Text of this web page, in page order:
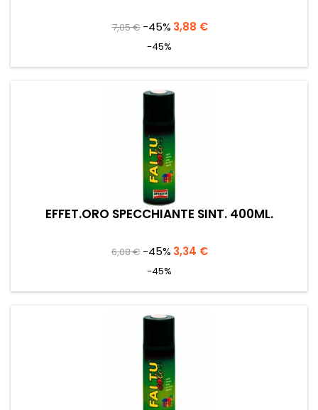
Prezzo
7,05 € -45% Prezzo
3,88 €
-45%
EFFET.ORO SPECCHIANTE SINT. 400ML.
Prezzo
6,08 € -45% Prezzo
3,34 €
-45%